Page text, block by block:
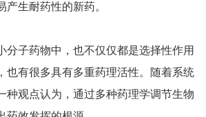
生耐药性的新药。
分子药物中，也不仅仅都是选择性作用
也有很多具有多重药理活性。随着系统
种观点认为，通过多种药理学调节生物